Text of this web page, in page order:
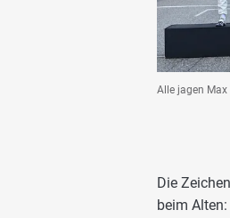
Alle jagen
Die
beim